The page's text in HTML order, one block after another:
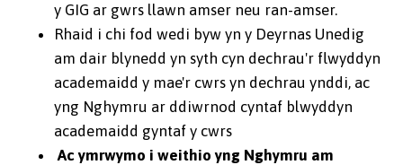
y GIG ar gwrs llawn amser neu ran-amser.
Rhaid i chi fod wedi byw yn y Deyrnas Unedig
am dair blynedd yn syth cyn dechrau'r flwyddyn
academaidd y mae'r cwrs yn dechrau ynddi, ac
yng Nghymru ar ddiwrnod cyntaf blwyddyn
academaidd gyntaf y cwrs
Ac ymrwymo i weithio yng Nghymru am